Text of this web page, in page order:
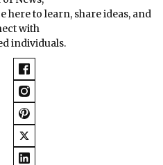
here to learn, share ideas, and
with
individuals.